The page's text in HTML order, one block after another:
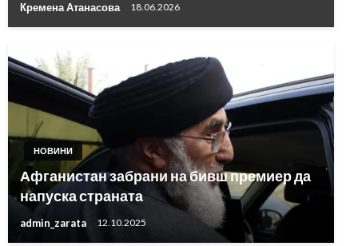
Кремена Атанасова 18.06.2026
НОВИНИ
Афганистан забрани на бивш премиер да
напуска страната
admin_zarata 12.10.2025